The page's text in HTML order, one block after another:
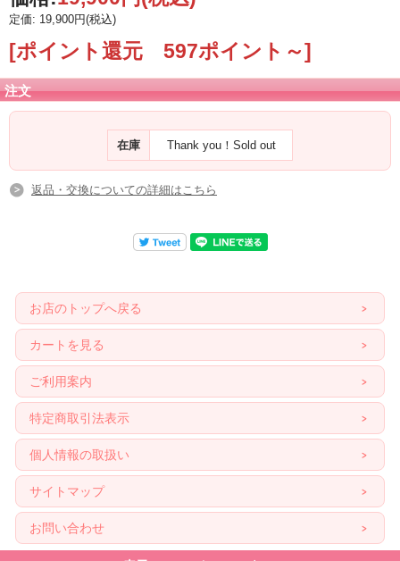
定価: 19,900円(税込)
[ポイント還元 597ポイント～]
注文
在庫 Thank you！Sold out
返品・交換についての詳細はこちら
お店のトップへ戻る
カートを見る
ご利用案内
特定商取引法表示
個人情報の取扱い
サイトマップ
お問い合わせ